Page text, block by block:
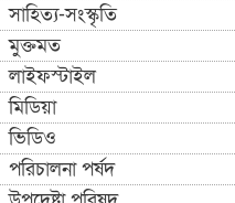
সাহিত্য-সংস্কৃতি
মুক্তমত
লাইফস্টাইল
মিডিয়া
ভিডিও
পরিচালনা পর্ষদ